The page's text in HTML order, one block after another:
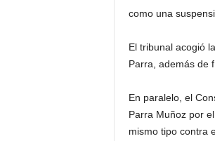
como una
El tribunal acogió
Parra, además de
En paralelo, el
Parra Muñoz por
mismo tipo contra